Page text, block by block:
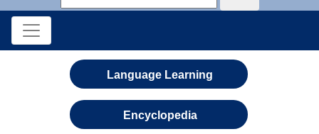
Language Learning
Encyclopedia